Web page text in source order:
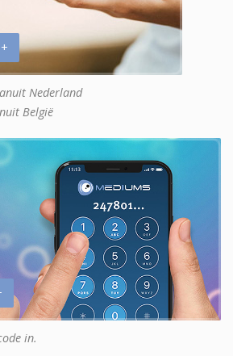
Nederland
België
in.